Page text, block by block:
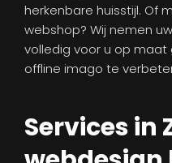
herkenbare huisstijl. Of
webshop? Wij nemen
volledig voor u op maat
offline imago te
Services in